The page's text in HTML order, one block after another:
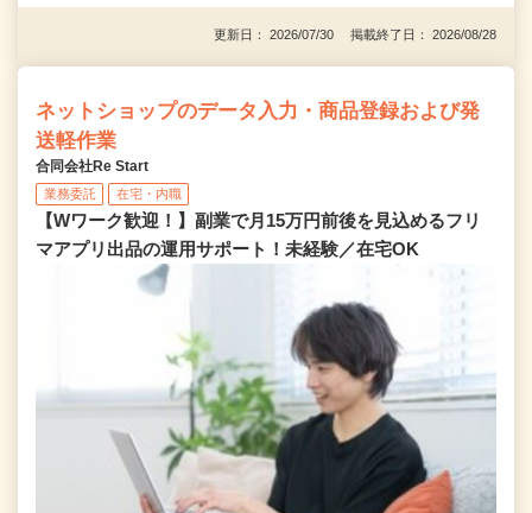
更新日： 2026/07/30 掲載終了日： 2026/08/28
ネットショップのデータ入力・商品登録および発
送軽作業
合同会社Re Start
業務委託 在宅・内職
【Wワーク歓迎！】副業で月15万円前後を見込めるフリ
マアプリ出品の運用サポート！未経験／在宅OK